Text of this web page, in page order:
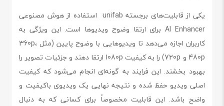
یکی از قابلیت‌های برجسته unifab استفاده از هوش مصنوعی
AI Enhancer برای ارتقا وضوح ویدیوها است. این ویژگی به
کاربران اجازه می‌دهد تا ویدیوهایی با وضوح پایین (مثل 360p،
480p و 720p) را به کیفیت 1080p ارتقا دهند و جزئیات تصویر را
بهبود بخشند. این فرایند به گونه‌ای انجام می‌شود که کیفیت
اصلی ویدیو حفظ شده و نتیجه نهایی یک ویدیوی باکیفیت و
واضح باشد. این قابلیت مخصوصاً برای کسانی که به دنبال